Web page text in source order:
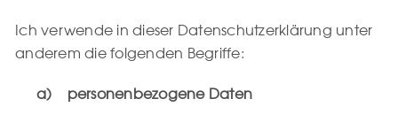
Ich verwende in dieser Datenschutzerklärung unter
anderem die folgenden Begriffe:
a) personenbezogene Daten